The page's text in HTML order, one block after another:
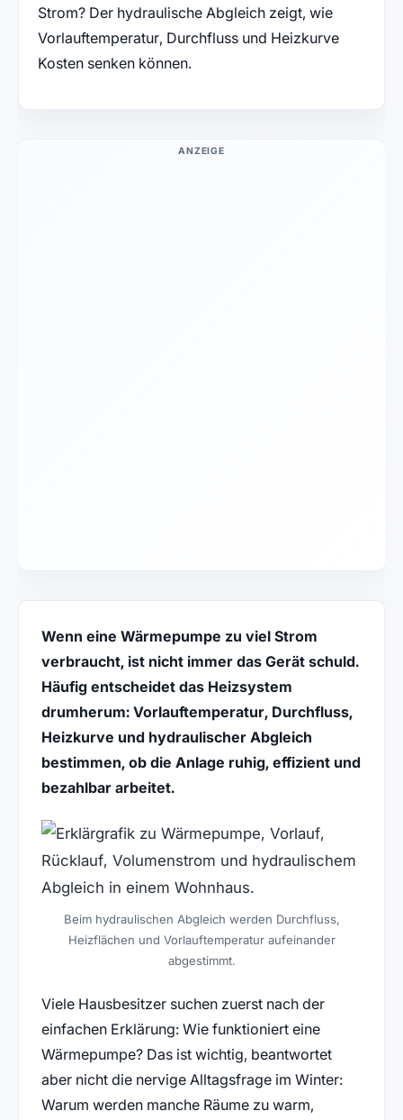
Strom? Der hydraulische Abgleich zeigt, wie
Vorlauftemperatur, Durchfluss und Heizkurve
Kosten senken können.
ANZEIGE
Wenn eine Wärmepumpe zu viel Strom
verbraucht, ist nicht immer das Gerät schuld.
Häufig entscheidet das Heizsystem
drumherum: Vorlauftemperatur, Durchfluss,
Heizkurve und hydraulischer Abgleich
bestimmen, ob die Anlage ruhig, effizient und
bezahlbar arbeitet.
Beim hydraulischen Abgleich werden Durchfluss,
Heizflächen und Vorlauftemperatur aufeinander
abgestimmt.
Viele Hausbesitzer suchen zuerst nach der
einfachen Erklärung: Wie funktioniert eine
Wärmepumpe? Das ist wichtig, beantwortet
aber nicht die nervige Alltagsfrage im Winter:
Warum werden manche Räume zu warm,